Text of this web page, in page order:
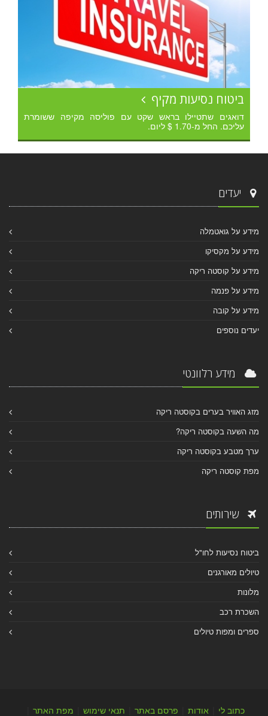
ביטוח נסיעות מקיף
דואגים שתטיילו בראש שקט עם פוליסה מקיפה ששומרת
עליכם. החל מ-1.70 $ ליום.
יעדים
מידע על גואטמלה
מידע על מקסיקו
מידע על קוסטה ריקה
מידע על פנמה
מידע על קובה
יעדים נוספים
מידע רלוונטי
מזג האוויר בערים בקוסטה ריקה
מה השעה בקוסטה ריקה?
ערך מטבע בקוסטה ריקה
מפת קוסטה ריקה
שירותים
ביטוח נסיעות לחו"ל
טיולים מאורגנים
מלונות
השכרת רכב
ספרים ומפות טיולים
כתוב לי אודות פרסם באתר תנאי שימוש מפת האתר